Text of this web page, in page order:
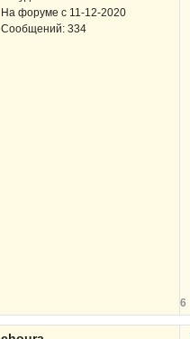
На форуме с 11-12-2020
Сообщений: 334
6